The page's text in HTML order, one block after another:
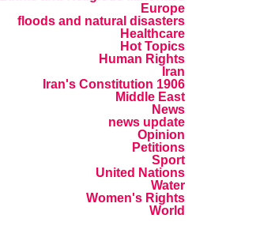
Europe
floods and natural disasters
Healthcare
Hot Topics
Human Rights
Iran
Iran's Constitution 1906
Middle East
News
news update
Opinion
Petitions
Sport
United Nations
Water
Women's Rights
World